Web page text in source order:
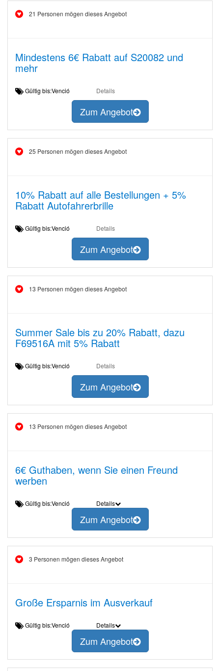
21 Personen mögen dieses Angebot
Mindestens 6€ Rabatt auf S20082 und
mehr
Gültig bis:Venció Details
Zum Angebot
25 Personen mögen dieses Angebot
10% Rabatt auf alle Bestellungen + 5%
Rabatt Autofahrerbrille
Gültig bis:Venció Details
Zum Angebot
13 Personen mögen dieses Angebot
Summer Sale bis zu 20% Rabatt, dazu
F69516A mit 5% Rabatt
Gültig bis:Venció Details
Zum Angebot
13 Personen mögen dieses Angebot
6€ Guthaben, wenn Sie einen Freund
werben
Gültig bis:Venció Details
Zum Angebot
3 Personen mögen dieses Angebot
Große Ersparnis im Ausverkauf
Gültig bis:Venció Details
Zum Angebot